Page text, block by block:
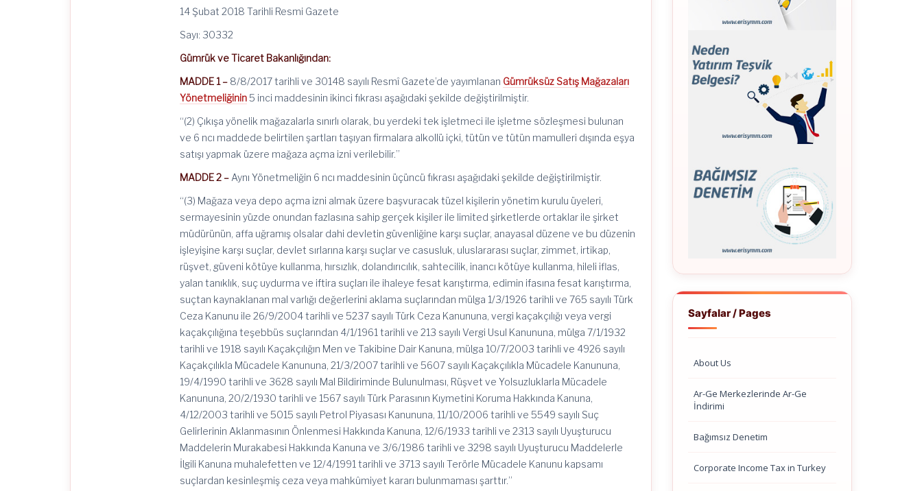
14 Şubat 2018 Tarihli Resmi Gazete
Sayı: 30332
Gümrük ve Ticaret Bakanlığından:
MADDE 1 – 8/8/2017 tarihli ve 30148 sayılı Resmî Gazete’de yayımlanan Gümrüksüz Satış Mağazaları
Yönetmeliğinin5 inci maddesinin ikinci fıkrası aşağıdaki şekilde değiştirilmiştir.
“(2) Çıkışa yönelik mağazalarla sınırlı olarak, bu yerdeki tek işletmeci ile işletme sözleşmesi bulunan
ve 6 ncı maddede belirtilen şartları taşıyan firmalara alkollü içki, tütün ve tütün mamulleri dışında eşya
satışı yapmak üzere mağaza açma izni verilebilir.”
MADDE 2 – Aynı Yönetmeliğin 6 ncı maddesinin üçüncü fıkrası aşağıdaki şekilde değiştirilmiştir.
“(3) Mağaza veya depo açma izni almak üzere başvuracak tüzel kişilerin yönetim kurulu üyeleri,
sermayesinin yüzde onundan fazlasına sahip gerçek kişiler ile limited şirketlerde ortaklar ile şirket
müdürünün, affa uğramış olsalar dahi devletin güvenliğine karşı suçlar, anayasal düzene ve bu düzenin
işleyişine karşı suçlar, devlet sırlarına karşı suçlar ve casusluk, uluslararası suçlar, zimmet, irtikap,
rüşvet, güveni kötüye kullanma, hırsızlık, dolandırıcılık, sahtecilik, inancı kötüye kullanma, hileli iflas,
yalan tanıklık, suç uydurma ve iftira suçları ile ihaleye fesat karıştırma, edimin ifasına fesat karıştırma,
suçtan kaynaklanan mal varlığı değerlerini aklama suçlarından mülga 1/3/1926 tarihli ve 765 sayılı Türk
Ceza Kanunu ile 26/9/2004 tarihli ve 5237 sayılı Türk Ceza Kanununa, vergi kaçakçılığı veya vergi
kaçakçılığına teşebbüs suçlarından 4/1/1961 tarihli ve 213 sayılı Vergi Usul Kanununa, mülga 7/1/1932
tarihli ve 1918 sayılı Kaçakçılığın Men ve Takibine Dair Kanuna, mülga 10/7/2003 tarihli ve 4926 sayılı
Kaçakçılıkla Mücadele Kanununa, 21/3/2007 tarihli ve 5607 sayılı Kaçakçılıkla Mücadele Kanununa,
19/4/1990 tarihli ve 3628 sayılı Mal Bildiriminde Bulunulması, Rüşvet ve Yolsuzluklarla Mücadele
Kanununa, 20/2/1930 tarihli ve 1567 sayılı Türk Parasının Kıymetini Koruma Hakkında Kanuna,
4/12/2003 tarihli ve 5015 sayılı Petrol Piyasası Kanununa, 11/10/2006 tarihli ve 5549 sayılı Suç
Gelirlerinin Aklanmasının Önlenmesi Hakkında Kanuna, 12/6/1933 tarihli ve 2313 sayılı Uyuşturucu
Maddelerin Murakabesi Hakkında Kanuna ve 3/6/1986 tarihli ve 3298 sayılı Uyuşturucu Maddelerle
İlgili Kanuna muhalefetten ve 12/4/1991 tarihli ve 3713 sayılı Terörle Mücadele Kanunu kapsamı
suçlardan kesinleşmiş ceza veya mahkûmiyet kararı bulunmaması şarttır.”
Sayfalar / Pages
About Us
Ar-Ge Merkezlerinde Ar-Ge
İndirimi
Bağımsız Denetim
Corporate Income Tax in Turkey